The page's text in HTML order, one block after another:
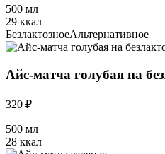
500 мл
29 ккал
БезлактозноеАльтернативное
Айс-матча голубая на
320 ₽
500 мл
28 ккал